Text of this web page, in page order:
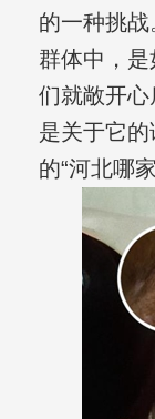
的一种挑
群体中，
们就敞开心
是关于它
的“河北哪